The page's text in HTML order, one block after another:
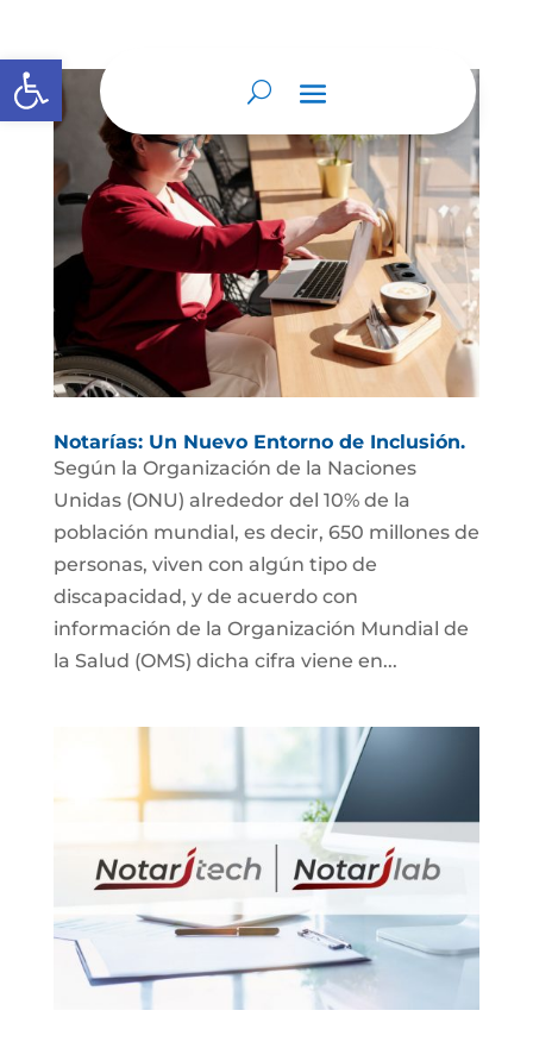
Abrir barra de herramientas
Notarías: Un Nuevo Entorno de Inclusión.
Según la Organización de la Naciones
Unidas (ONU) alrededor del 10% de la
población mundial, es decir, 650 millones de
personas, viven con algún tipo de
discapacidad, y de acuerdo con
información de la Organización Mundial de
la Salud (OMS) dicha cifra viene en...